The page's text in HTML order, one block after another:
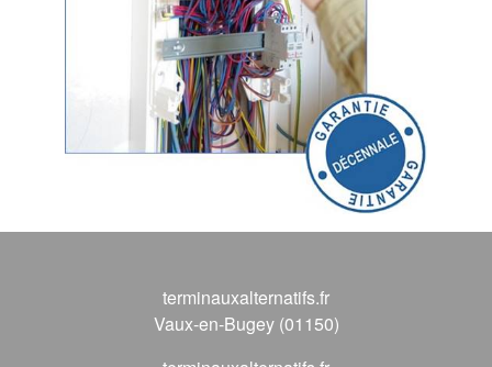
terminauxalternatifs.fr
Vaux-en-Bugey (01150)